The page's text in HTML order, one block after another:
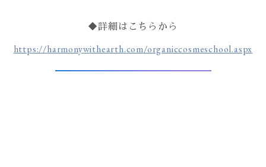
◆詳細はこちらから
https://harmonywithearth.com/organiccosmeschool.aspx